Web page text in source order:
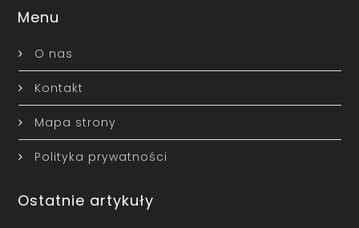
Menu
O nas
Kontakt
Mapa strony
Polityka prywatności
Ostatnie artykuły